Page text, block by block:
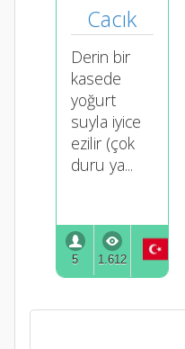
Cacık
Derin bir
kasede
yoğurt
suyla iyice
ezilir (çok
duru ya...
5 1.612